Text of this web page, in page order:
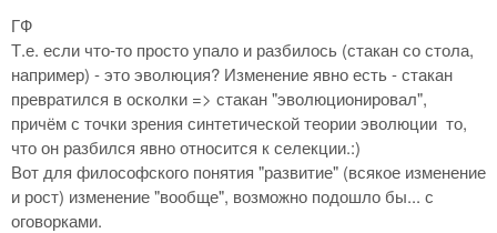
ГФ
Т.е. если что-то просто упало и разбилось (стакан со стола,
например) - это эволюция? Изменение явно есть - стакан
превратился в осколки => стакан "эволюционировал",
причём с точки зрения синтетической теории эволюции то,
что он разбился явно относится к селекции.:)
Вот для философского понятия "развитие" (всякое изменение
и рост) изменение "вообще", возможно подошло бы... с
оговорками.